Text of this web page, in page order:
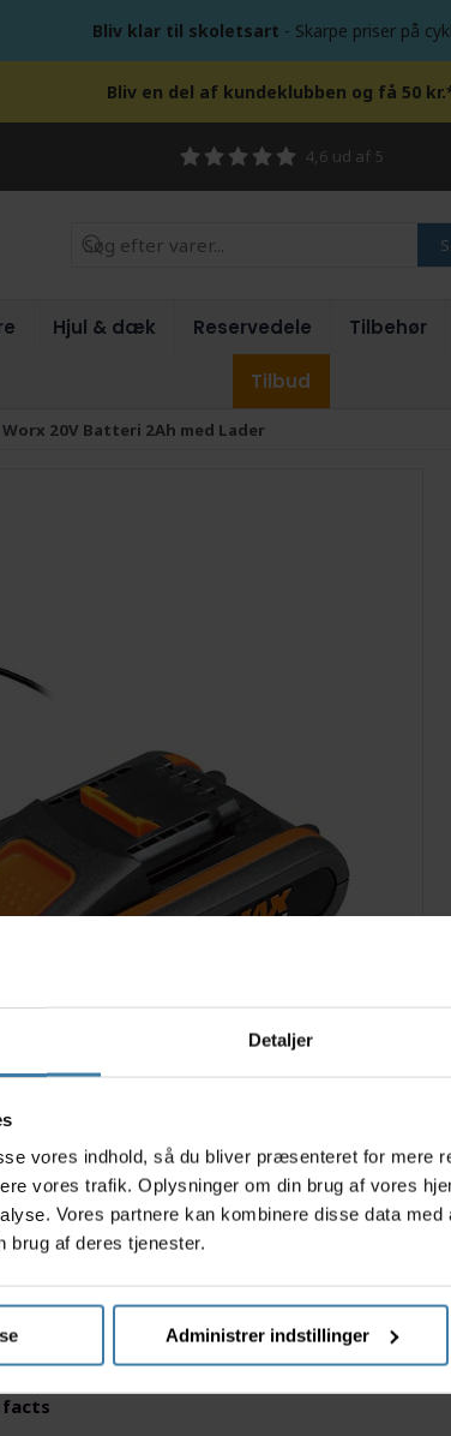
Detaljer
vores indhold, så du bliver præsenteret for mere
vores trafik. Oplysninger om din brug af vores
Vores partnere kan kombinere disse data
brug af deres tjenester.
Administrer indstillinger
Bliv klar til skoletsart - Skarpe priser på
Bliv en del af kundeklubben og få 50
4,6 ud af 5
Hjul & dæk Reservedele Tilbehør
Tilbud
Worx 20V Batteri 2Ah med Lader
Batteri 2Ah med Lader er din pålidelige
konstruktion og en effektiv oplader sikrer dette
og frihed til at udføre have- eller